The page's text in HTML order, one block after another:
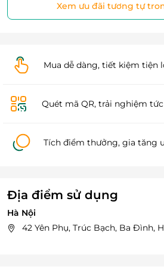
Xem ưu đãi tương tự
Mua dễ dàng, tiết kiệm tiện
Quét mã QR, trải nghiệm
Tích điểm thưởng, gia tăng
Địa điểm sử dụng
Hà Nội
42 Yên Phụ, Trúc Bạch, Ba Đình,